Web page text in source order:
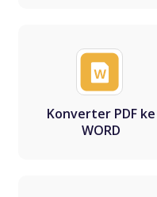
Konverter PDF ke
WORD